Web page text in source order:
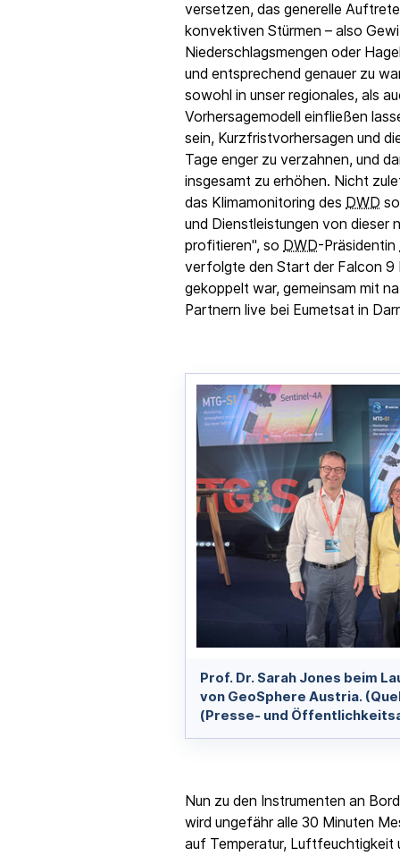
versetzen, das generelle
konvektiven Stürmen – also
Niederschlagsmengen oder
und entsprechend genauer zu
sowohl in unser regionales, als
Vorhersagemodell einfließen
sein, Kurzfristvorhersagen und
Tage enger zu verzahnen, und
insgesamt zu erhöhen. Nicht
das Klimamonitoring des DWD
und Dienstleistungen von dieser
profitieren", so DWD-Präsidentin
verfolgte den Start der Falcon 9
gekoppelt war, gemeinsam mit
Partnern live bei Eumetsat in
Prof. Dr. Sarah Jones beim
von GeoSphere Austria.
(Presse- und
Nun zu den Instrumenten an
wird ungefähr alle 30 Minuten
auf Temperatur, Luftfeuchtigkeit